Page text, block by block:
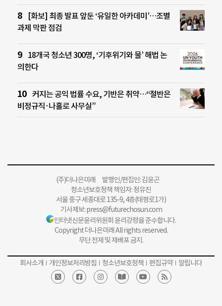
[화보] 최종 발표 앞둔 ‘유일한 아카데미’…조별
과제 막판 점검
18개국 청소년 300명, ‘기후위기와 물’ 해법 논
의한다
커지는 공익 법률 수요, 기반은 취약…“절반은
비정규직·나홀로 사무실”
(주)더나은미래 발행인/편집인: 김윤곤
청소년보호정책 책임자: 정유진
서울 중구 세종대로 135-9, 4층(태평로1가)
기사제보:press@futurechosun.com
인터넷신문윤리위원회 윤리강령을 준수합니다.
Copyright 더나은미래 All rights reserved.
무단 전재 및 재배포 금지.
회사소개 개인정보처리방침 청소년보호정책 편집규약 알립니다